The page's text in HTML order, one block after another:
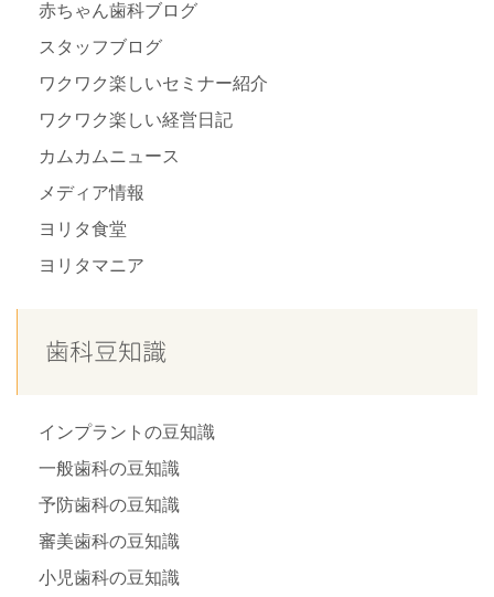
赤ちゃん歯科ブログ
スタッフブログ
ワクワク楽しいセミナー紹介
ワクワク楽しい経営日記
カムカムニュース
メディア情報
ヨリタ食堂
ヨリタマニア
歯科豆知識
インプラントの豆知識
一般歯科の豆知識
予防歯科の豆知識
審美歯科の豆知識
小児歯科の豆知識